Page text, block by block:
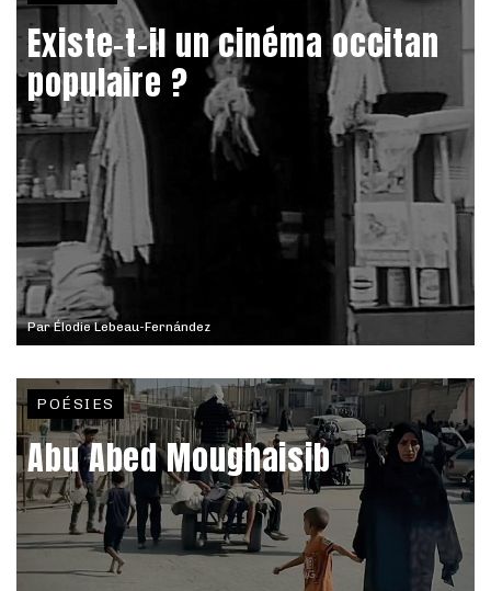
ParÉlodie Lebeau-Fernández
Existe-t-il un cinéma occitan
populaire ?
POÉSIES
Abu Abed Moughaisib